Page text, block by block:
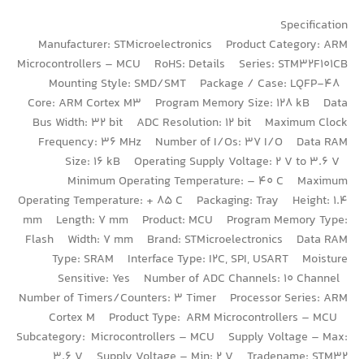
Specification
Manufacturer: STMicroelectronics Product Category: ARM
Microcontrollers – MCU RoHS: Details Series: STM32F101CB
Mounting Style: SMD/SMT Package / Case: LQFP-48
Core: ARM Cortex M3 Program Memory Size: 128 kB Data
Bus Width: 32 bit ADC Resolution: 12 bit Maximum Clock
Frequency: 36 MHz Number of I/Os: 37 I/O Data RAM
Size: 16 kB Operating Supply Voltage: 2 V to 3.6 V
Minimum Operating Temperature: – 40 C Maximum
Operating Temperature: + 85 C Packaging: Tray Height: 1.4
mm Length: 7 mm Product: MCU Program Memory Type:
Flash Width: 7 mm Brand: STMicroelectronics Data RAM
Type: SRAM Interface Type: I2C, SPI, USART Moisture
Sensitive: Yes Number of ADC Channels: 10 Channel
Number of Timers/Counters: 3 Timer Processor Series: ARM
Cortex M Product Type: ARM Microcontrollers – MCU
Subcategory: Microcontrollers – MCU Supply Voltage – Max: